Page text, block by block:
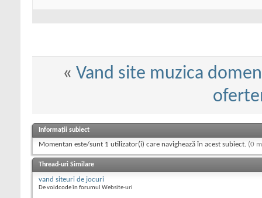
« Vand site muzica
Informații subiect
Momentan este/sunt 1 utilizator(i) care navighează în acest subiect. (0
Thread-uri Similare
vand siteuri de jocuri
De voidcode în forumul Website-uri